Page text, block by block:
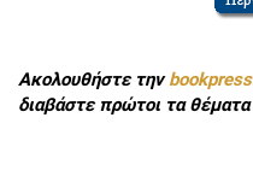
Ακολουθήστε την
διαβάστε πρώτοι τα